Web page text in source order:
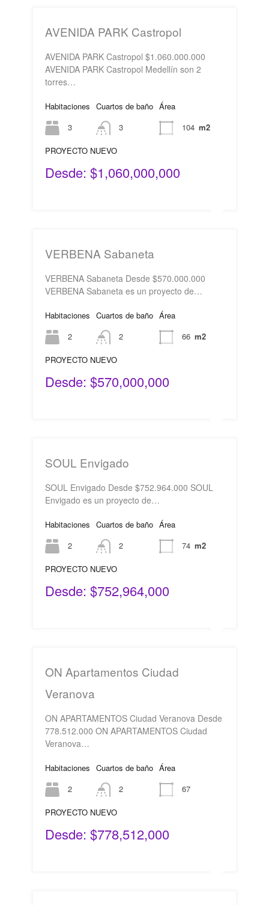
AVENIDA PARK Castropol
AVENIDA PARK Castropol $1.060.000.000
AVENIDA PARK Castropol Medellín son 2
torres…
Habitaciones
3
Cuartos de baño
3
Área
104 m2
PROYECTO NUEVO
Desde: $1,060,000,000
VERBENA Sabaneta
VERBENA Sabaneta Desde $570.000.000
VERBENA Sabaneta es un proyecto de…
Habitaciones
2
Cuartos de baño
2
Área
66 m2
PROYECTO NUEVO
Desde: $570,000,000
SOUL Envigado
SOUL Envigado Desde $752.964.000 SOUL
Envigado es un proyecto de…
Habitaciones
2
Cuartos de baño
2
Área
74 m2
PROYECTO NUEVO
Desde: $752,964,000
ON Apartamentos Ciudad
Veranova
ON APARTAMENTOS Ciudad Veranova Desde
778.512.000 ON APARTAMENTOS Ciudad
Veranova…
Habitaciones
2
Cuartos de baño
2
Área
67
PROYECTO NUEVO
Desde: $778,512,000